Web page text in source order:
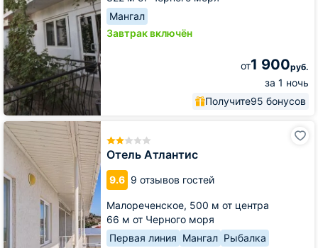
Мангал
Завтрак включён
от1 900руб.
за 1 ночь
Получите95 бонусов
Отель Атлантис
9.6 9 отзывов гостей
Малореченское, 500 м от центра
66 м от Черного моря
Первая линия Мангал Рыбалка
Отель
Атлантис